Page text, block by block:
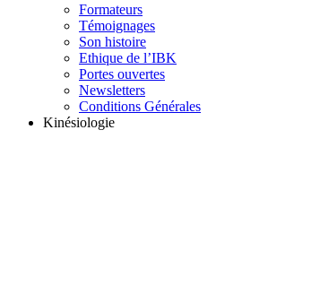
Formateurs
Témoignages
Son histoire
Ethique de l’IBK
Portes ouvertes
Newsletters
Conditions Générales
Kinésiologie